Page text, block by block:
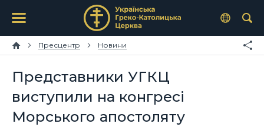
Пресцентр Новини
Представники УГКЦ
виступили на конгресі
Морського апостоляту